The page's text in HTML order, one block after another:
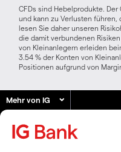
CFDs sind Hebelprodukte.
und kann zu Verlusten
lesen Sie daher unseren
die damit verbundenen
von Kleinanlegern erleiden
3.54 % der Konten von
Positionen aufgrund von
Mehr von IG